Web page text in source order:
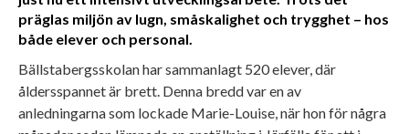
präglas miljön av lugn, småskalighet och trygghet – hos
både elever och personal.
Bällstabergsskolan har sammanlagt 520 elever, där
åldersspannet är brett. Denna bredd var en av
anledningarna som lockade Marie-Louise, när hon för några